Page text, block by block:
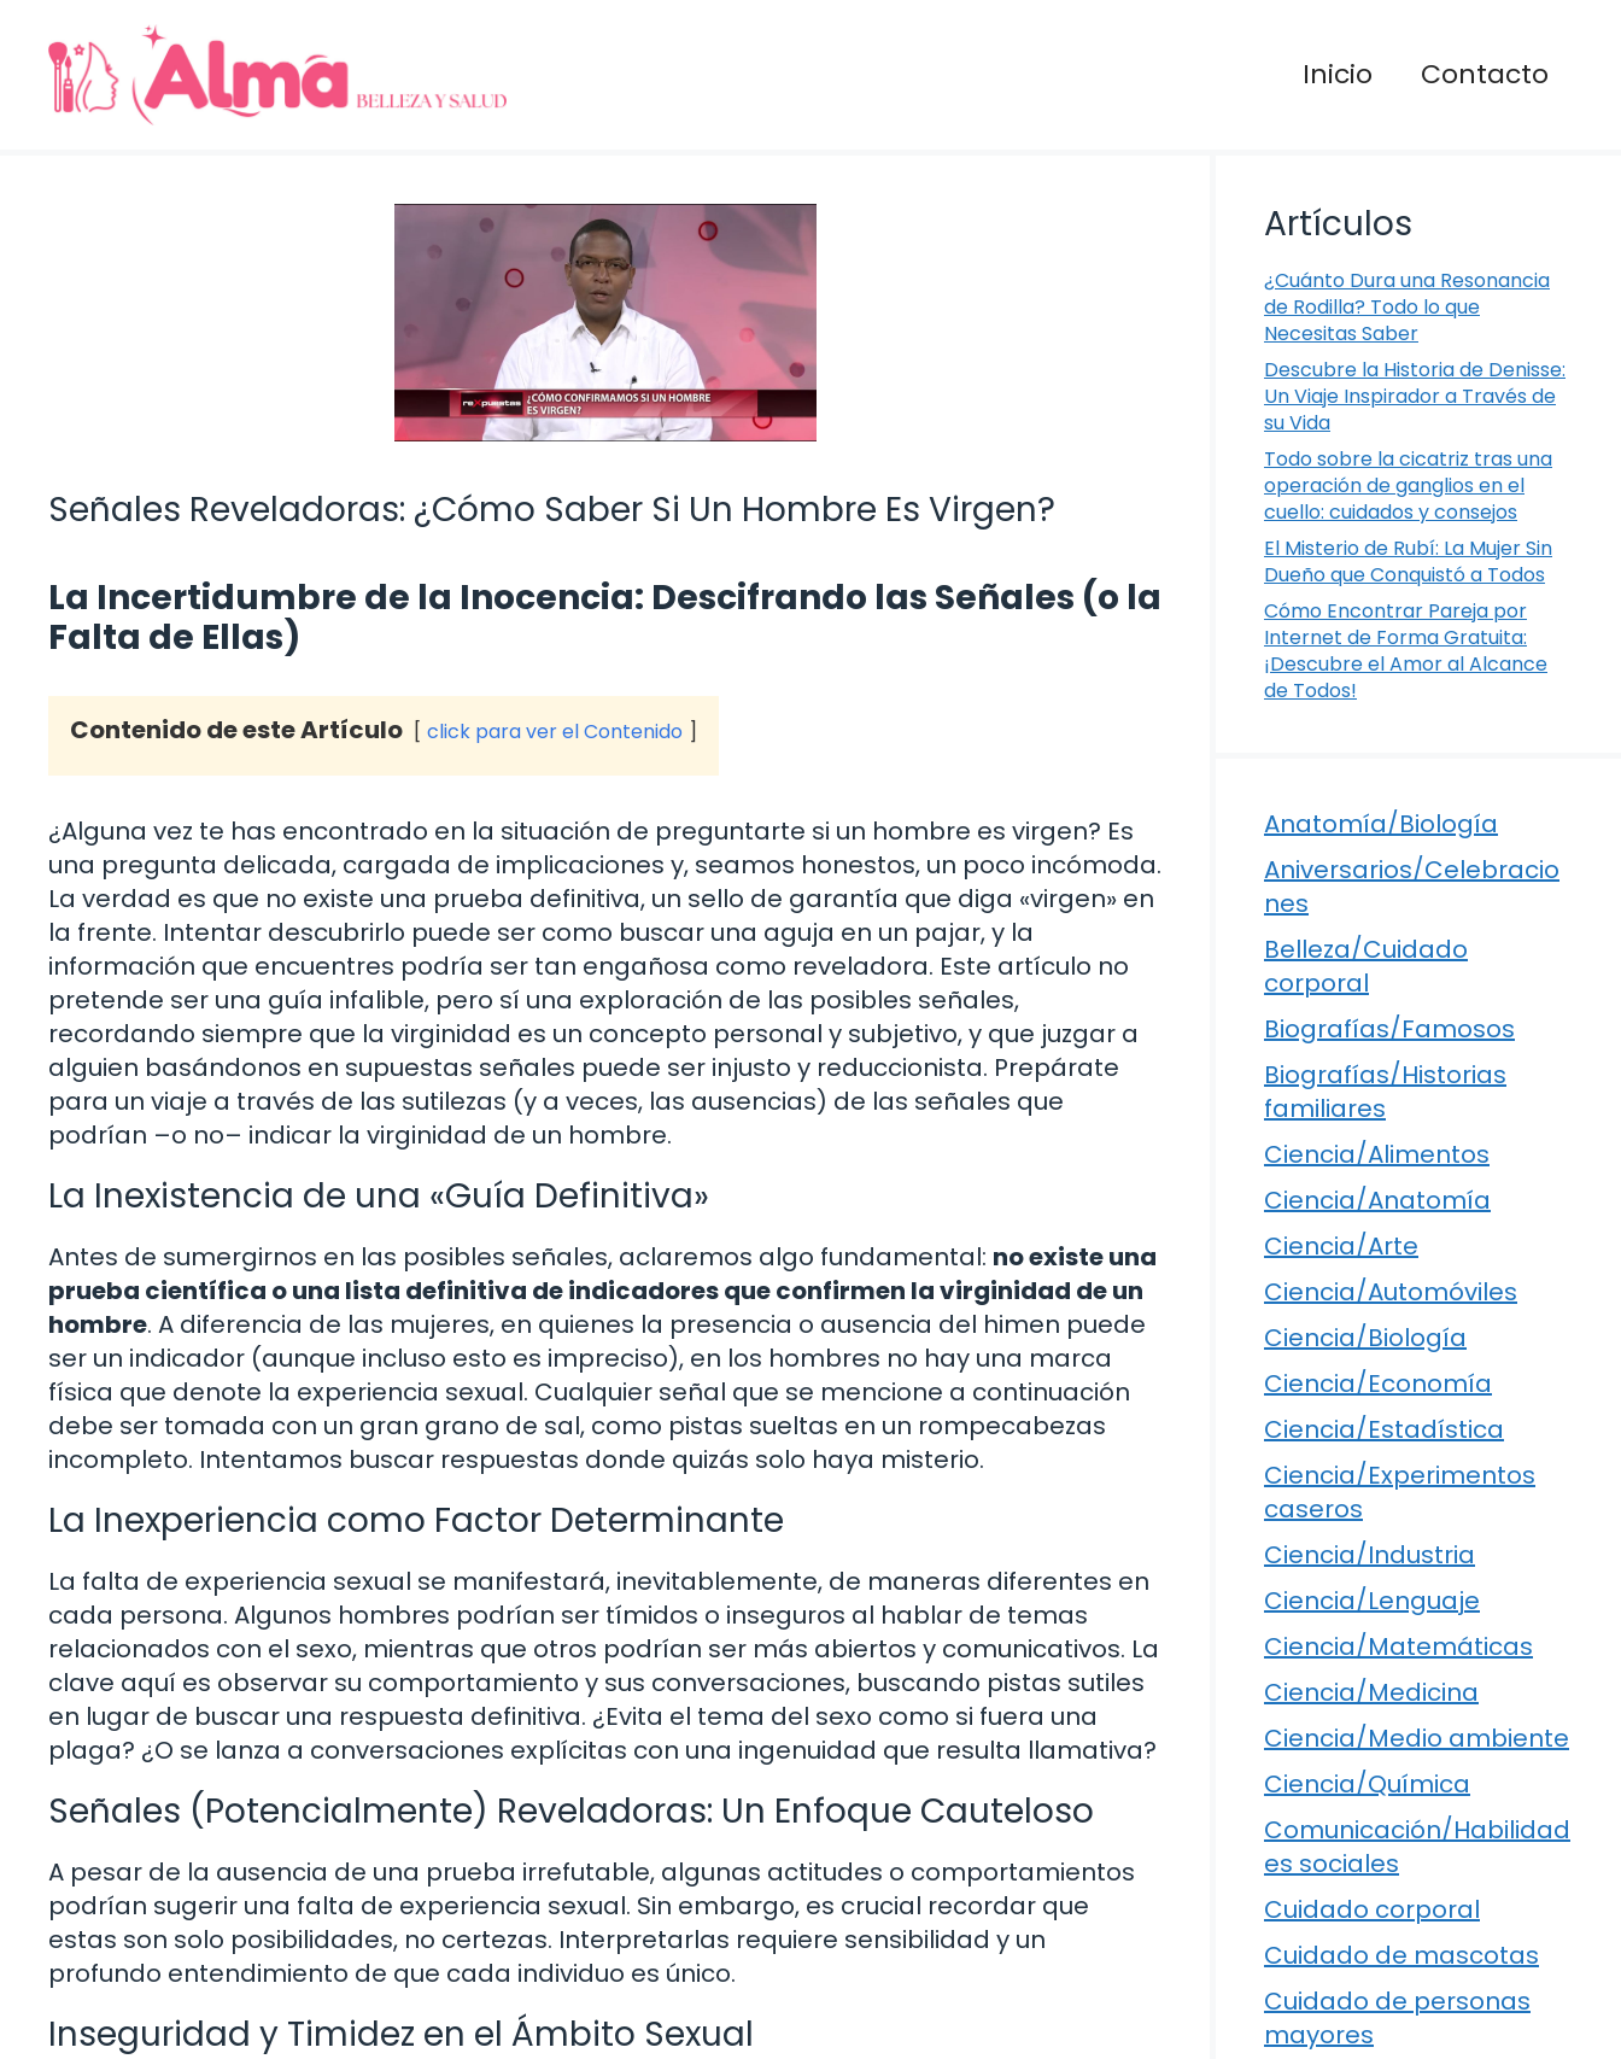
contenido
Inicio Contacto
Señales Reveladoras: ¿Cómo Saber Si Un Hombre Es Virgen?
La Incertidumbre de la Inocencia: Descifrando las Señales (o la
Falta de Ellas)
Contenido de este Artículo click para ver el Contenido
¿Alguna vez te has encontrado en la situación de preguntarte si un hombre es virgen? Es
una pregunta delicada, cargada de implicaciones y, seamos honestos, un poco incómoda.
La verdad es que no existe una prueba definitiva, un sello de garantía que diga «virgen» en
la frente. Intentar descubrirlo puede ser como buscar una aguja en un pajar, y la
información que encuentres podría ser tan engañosa como reveladora. Este artículo no
pretende ser una guía infalible, pero sí una exploración de las posibles señales,
recordando siempre que la virginidad es un concepto personal y subjetivo, y que juzgar a
alguien basándonos en supuestas señales puede ser injusto y reduccionista. Prepárate
para un viaje a través de las sutilezas (y a veces, las ausencias) de las señales que
podrían –o no– indicar la virginidad de un hombre.
La Inexistencia de una «Guía Definitiva»
Antes de sumergirnos en las posibles señales, aclaremos algo fundamental: no existe una
prueba científica o una lista definitiva de indicadores que confirmen la virginidad de un
hombre. A diferencia de las mujeres, en quienes la presencia o ausencia del himen puede
ser un indicador (aunque incluso esto es impreciso), en los hombres no hay una marca
física que denote la experiencia sexual. Cualquier señal que se mencione a continuación
debe ser tomada con un gran grano de sal, como pistas sueltas en un rompecabezas
incompleto. Intentamos buscar respuestas donde quizás solo haya misterio.
La Inexperiencia como Factor Determinante
La falta de experiencia sexual se manifestará, inevitablemente, de maneras diferentes en
cada persona. Algunos hombres podrían ser tímidos o inseguros al hablar de temas
relacionados con el sexo, mientras que otros podrían ser más abiertos y comunicativos. La
clave aquí es observar su comportamiento y sus conversaciones, buscando pistas sutiles
en lugar de buscar una respuesta definitiva. ¿Evita el tema del sexo como si fuera una
plaga? ¿O se lanza a conversaciones explícitas con una ingenuidad que resulta llamativa?
Señales (Potencialmente) Reveladoras: Un Enfoque Cauteloso
A pesar de la ausencia de una prueba irrefutable, algunas actitudes o comportamientos
podrían sugerir una falta de experiencia sexual. Sin embargo, es crucial recordar que
estas son solo posibilidades, no certezas. Interpretarlas requiere sensibilidad y un
profundo entendimiento de que cada individuo es único.
Inseguridad y Timidez en el Ámbito Sexual
Artículos
¿Cuánto Dura una Resonancia
de Rodilla? Todo lo que
Necesitas Saber
Descubre la Historia de Denisse:
Un Viaje Inspirador a Través de
su Vida
Todo sobre la cicatriz tras una
operación de ganglios en el
cuello: cuidados y consejos
El Misterio de Rubí: La Mujer Sin
Dueño que Conquistó a Todos
Cómo Encontrar Pareja por
Internet de Forma Gratuita:
¡Descubre el Amor al Alcance
de Todos!
Anatomía/Biología
Aniversarios/Celebracio
nes
Belleza/Cuidado
corporal
Biografías/Famosos
Biografías/Historias
familiares
Ciencia/Alimentos
Ciencia/Anatomía
Ciencia/Arte
Ciencia/Automóviles
Ciencia/Biología
Ciencia/Economía
Ciencia/Estadística
Ciencia/Experimentos
caseros
Ciencia/Industria
Ciencia/Lenguaje
Ciencia/Matemáticas
Ciencia/Medicina
Ciencia/Medio ambiente
Ciencia/Química
Comunicación/Habilidad
es sociales
Cuidado corporal
Cuidado de mascotas
Cuidado de personas
mayores